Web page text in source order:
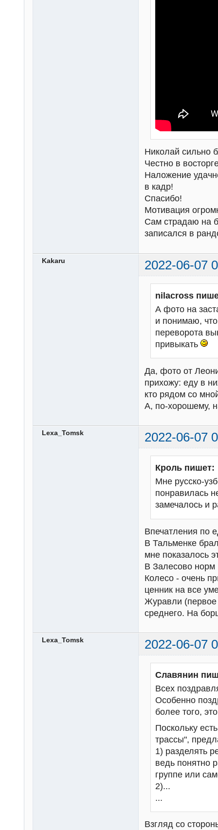
Николай сильно
Честно в
Наложение
в кадр!
Спасибо!
Мотивация
Сам страдаю на
записался в
Kakaru 2022-06-07
nilacross
А фото на
и понимаю,
переворота
привыкать
Да, фото от
прихожу: еду в
кто рядом со
А, по-хорошему,
Lexa_Tomsk 2022-06-07
Кроль пишет:
Мне русско-
понравилась
замечалось и
Впечатления по
В Тальменке
мне показалось
В Залесово норм
Колесо - очень
ценник на все
Журавли (первое
среднего. На
Lexa_Tomsk 2022-06-07
Славянин
Всех
Особенно
более того,
Поскольку
трассы",
1) разделять
ведь понятно
группе или
2)...
...
Взгляд со